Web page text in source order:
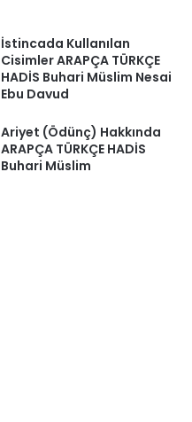
İstincada Kullanılan
Cisimler ARAPÇA TÜRKÇE
HADİS Buhari Müslim Nesai
Ebu Davud
Ariyet (Ödünç) Hakkında
ARAPÇA TÜRKÇE HADİS
Buhari Müslim